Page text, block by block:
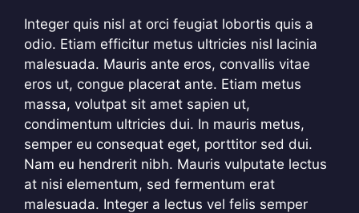
Integer quis nisl at orci feugiat lobortis quis a
odio. Etiam efficitur metus ultricies nisl lacinia
malesuada. Mauris ante eros, convallis vitae
eros ut, congue placerat ante. Etiam metus
massa, volutpat sit amet sapien ut,
condimentum ultricies dui. In mauris metus,
semper eu consequat eget, porttitor sed dui.
Nam eu hendrerit nibh. Mauris vulputate lectus
at nisi elementum, sed fermentum erat
malesuada. Integer a lectus vel felis semper